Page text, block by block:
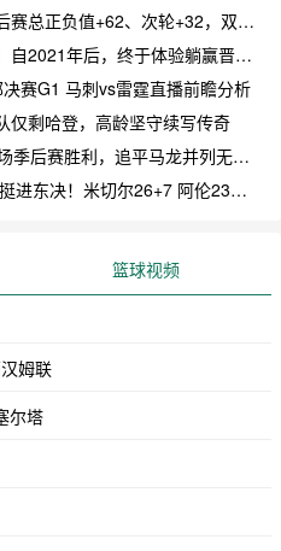
值+62、次轮+32，双数据领跑骑士全队
年后，终于体验躺赢晋级滋味
赛G1 马刺vs雷霆直播前瞻分析
仅剩哈登，高龄坚守续写传奇
胜利，追平马龙并列无冠球员历史第一
尔26+7 阿伦23分 梅里尔23分 詹金斯17分
篮球视频
姆联
尔塔